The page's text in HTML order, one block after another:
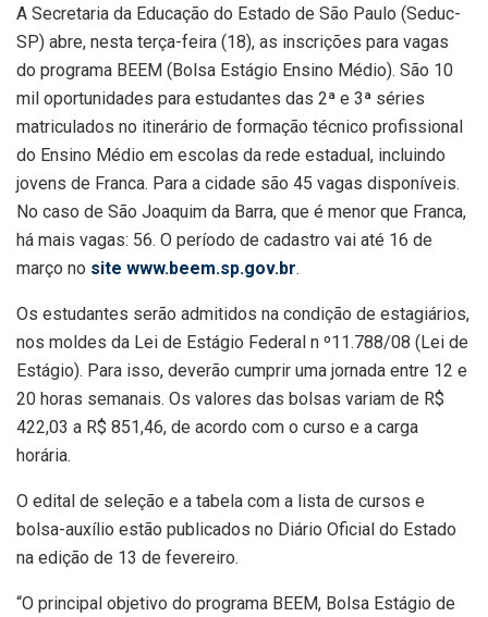
A Secretaria da Educação do Estado de São Paulo (Seduc-
SP) abre, nesta terça-feira (18), as inscrições para vagas
do programa BEEM (Bolsa Estágio Ensino Médio). São 10
mil oportunidades para estudantes das 2ª e 3ª séries
matriculados no itinerário de formação técnico profissional
do Ensino Médio em escolas da rede estadual, incluindo
jovens de Franca. Para a cidade são 45 vagas disponíveis.
No caso de São Joaquim da Barra, que é menor que Franca,
há mais vagas: 56. O período de cadastro vai até 16 de
março no site www.beem.sp.gov.br.
Os estudantes serão admitidos na condição de estagiários,
nos moldes da Lei de Estágio Federal n º11.788/08 (Lei de
Estágio). Para isso, deverão cumprir uma jornada entre 12 e
20 horas semanais. Os valores das bolsas variam de R$
422,03 a R$ 851,46, de acordo com o curso e a carga
horária.
O edital de seleção e a tabela com a lista de cursos e
bolsa-auxílio estão publicados no Diário Oficial do Estado
na edição de 13 de fevereiro.
“O principal objetivo do programa BEEM, Bolsa Estágio de